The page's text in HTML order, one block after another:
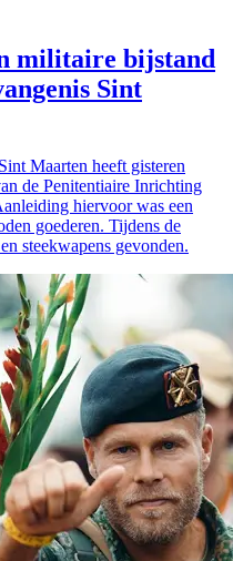
militaire bijstand
Sint
Maarten heeft gisteren
de Penitentiaire Inrichting
hiervoor was een
goederen. Tijdens de
steekwapens gevonden.